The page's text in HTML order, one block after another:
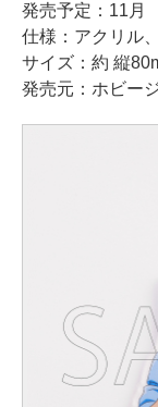
発売予定：11月
仕様：アクリル
サイズ：約 縦
発売元：ホビー